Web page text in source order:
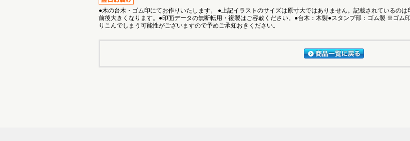
●木の台木・ゴム印にてお作りいたします。 ●上記イラストのサイズは原寸大ではありません。記載されているの
前後大きくなります。●印面データの無断転用・複製はご容赦ください。●台木：木製●スタンプ部：ゴム製 ※ゴム
りこんでしまう可能性がございますので予めご承知おきください。